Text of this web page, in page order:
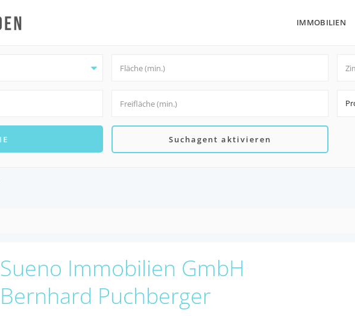
IMMOBILIEN
Suchagent aktivieren
Sueno Immobilien GmbH
Bernhard Puchberger